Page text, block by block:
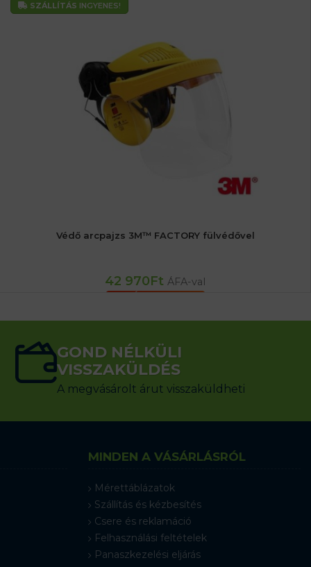
SZÁLLÍTÁS INGYENES!
Védő arcpajzs 3M™ FACTORY fülvédővel
42 970Ft ÁFA-val
KOSÁRBA TESZEM
GOND NÉLKÜLI
VISSZAKÜLDÉS
A megvásárolt árut visszaküldheti
MINDEN A VÁSÁRLÁSRÓL
Mérettáblázatok
Szállítás és kézbesítés
Csere és reklamáció
Felhasználási feltételek
Panaszkezelési eljárás